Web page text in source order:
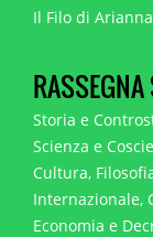
Il Filo di Arianna
Storia e
Scienza e
Cultura,
Internazionale,
Economia e